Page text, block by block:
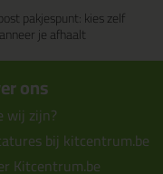
pakjespunt: kies zelf
je afhaalt
ons
wij zijn?
bij kitcentrum.be
Kitcentrum.be